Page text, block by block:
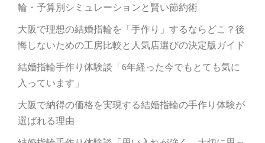
輪・予算別シミュレーションと賢い節約術
大阪で理想の結婚指輪を「手作り」するならどこ？後
悔しないための工房比較と人気店選びの決定版ガイド
結婚指輪手作り体験談「6年経った今でもとても気に
入っています」
大阪で納得の価格を実現する結婚指輪の手作り体験が
選ばれる理由